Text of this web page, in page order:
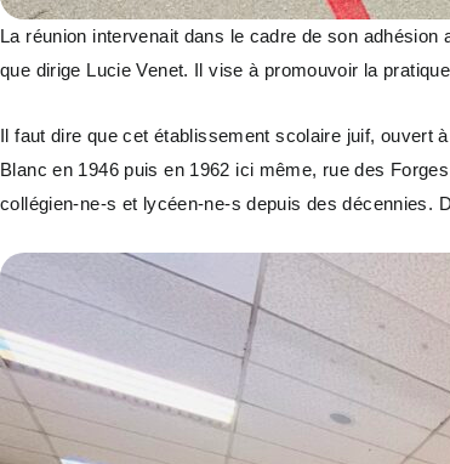
La réunion intervenait dans le cadre de son
que dirige Lucie Venet. Il vise à promouvoir la
Il faut dire que cet établissement scolaire juif, ouvert
Blanc en 1946 puis en 1962 ici même, rue des
collégien-ne-s et lycéen-ne-s depuis des décennies.